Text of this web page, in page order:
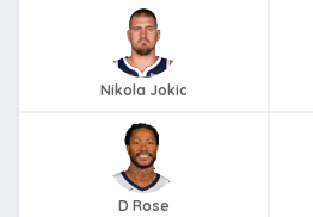
Nikola Jokic
D Rose